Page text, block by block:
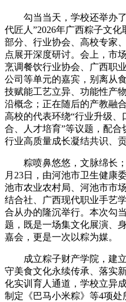
勾当当天，学校还举办了
代匠人”2026年广西粽子文
部分、行业协会、高校专家
点展开深度研讨。会上，市
烹调餐饮行业协会、广西职
公司等单元的嘉宾，别离从
技赋能工艺立异、功能性产
沿概念；正在随后的产教融
高校的代表环绕“行业升级
合、人才培育”等议题，配
行业高质量成长凝结共识、贡
粽喷鼻悠悠，文脉绵长；
月23日，由河池市卫生健康
池市农业农村局、河池市市
结合社、广西现代职业手艺
合从办的隆沉举行。本次勾
题，既是一场集文化展演、
嘉会，更是一次以粽为媒。
成立粽子财产学院，建立
守美食文化永续传承、落实
化实训育人通道，学校立异
制定《巴马小米粽》等4项